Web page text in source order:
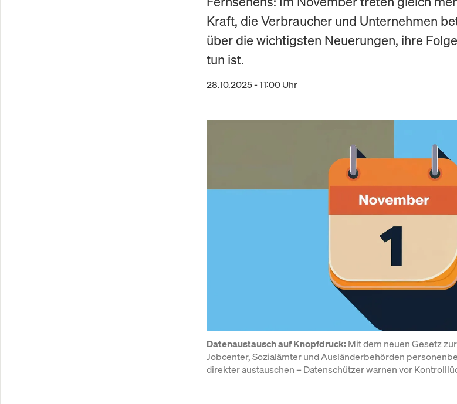
Kraft, die Verbraucher und Unternehmen
über die wichtigsten Neuerungen, ihre
tun ist.
28.10.2025 - 11:00 Uhr
Datenaustausch auf Knopfdruck: Mit dem neuen Gesetz
Jobcenter, Sozialämter und Ausländerbehörden
direkter austauschen – Datenschützer warnen vor